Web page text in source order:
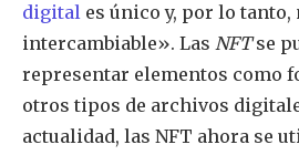
digital es único y, por lo tanto,
intercambiable». Las NFT se
representar elementos como
otros tipos de archivos
actualidad, las NFT ahora se